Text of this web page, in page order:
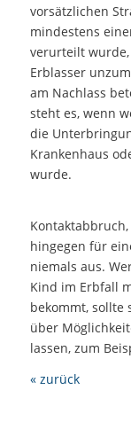
vorsätzlichen
mindestens
verurteilt
Erblasser
am Nachlass
steht es, wenn
die
Krankenhaus
wurde.
hingegen für
niemals aus.
Kind im Erbfall
bekommt, sollte
über
lassen, zum
« zurück